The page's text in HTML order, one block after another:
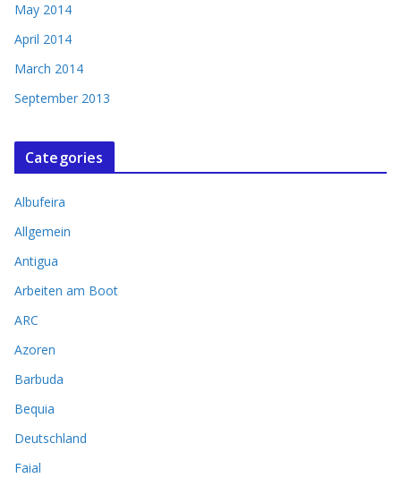
May 2014
April 2014
March 2014
September 2013
Categories
Albufeira
Allgemein
Antigua
Arbeiten am Boot
ARC
Azoren
Barbuda
Bequia
Deutschland
Faial